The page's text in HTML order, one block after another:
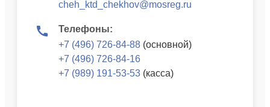
cheh_ktd_chekhov@mosreg.ru
Телефоны:
+7 (496) 726-84-88 (основной)
+7 (496) 726-84-16
+7 (989) 191-53-53 (касса)